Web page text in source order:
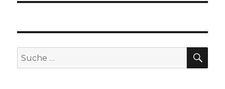
Suche
nach: